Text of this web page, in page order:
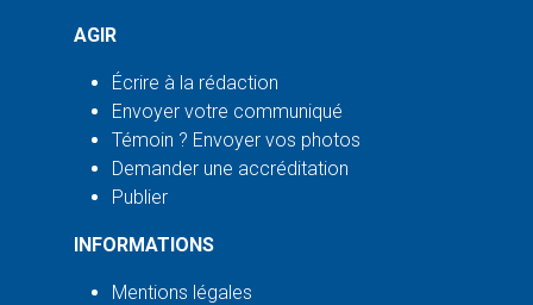
AGIR
Écrire à la rédaction
Envoyer votre communiqué
Témoin ? Envoyer vos photos
Demander une accréditation
Publier
INFORMATIONS
Mentions légales